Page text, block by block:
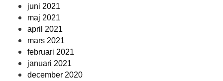
juni 2021
maj 2021
april 2021
mars 2021
februari 2021
januari 2021
december 2020